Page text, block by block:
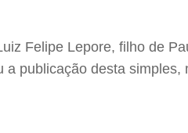
Felipe Lepore, filho de
publicação desta simples,